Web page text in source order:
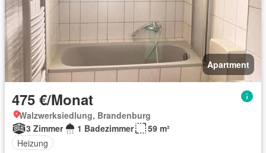
Apartment
475 €/Monat
Walzwerksiedlung, Brandenburg
3 Zimmer
1 Badezimmer
59 m²
Heizung